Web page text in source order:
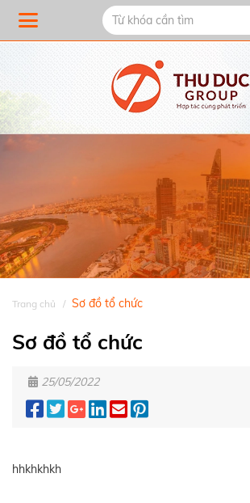
Trang chủ Sơ đồ tổ chức
Sơ đồ tổ chức
25/05/2022
hhkhkhkh